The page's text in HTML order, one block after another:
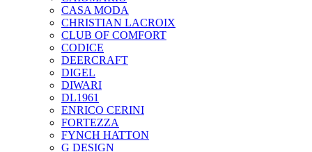
CASA MODA
CHRISTIAN LACROIX
CLUB OF COMFORT
CODICE
DEERCRAFT
DIGEL
DIWARI
DL1961
ENRICO CERINI
FORTEZZA
FYNCH HATTON
G DESIGN